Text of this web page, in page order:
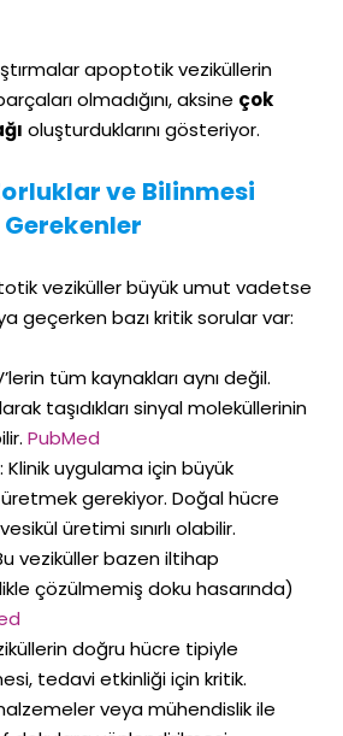
apoptotik veziküllerin
olmadığını, aksine çok
oluşturduklarını gösteriyor.
ve Bilinmesi
Gerekenler
veziküller büyük umut vadetse
geçerken bazı kritik sorular var:
tüm kaynakları aynı değil.
taşıdıkları sinyal moleküllerinin
PubMed
: Klinik uygulama için büyük
gerekiyor. Doğal hücre
üretimi sınırlı olabilir.
veziküller bazen iltihap
çözülmemiş doku hasarında)
doğru hücre tipiyle
tedavi etkinliği için kritik.
veya mühendislik ile